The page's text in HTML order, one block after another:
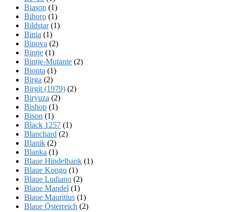
Biason (1)
Bihoro (1)
Bildstar(1)
Binia (1)
Binova (2)
Bintje (1)
Bintje-Mutante (2)
Bionta (1)
Birga (2)
Birgit (1979) (2)
Biryuza (2)
Bishop (1)
Bison (1)
Black 1257 (1)
Blanchard (2)
Blanik (2)
Blanka (1)
Blaue Hindelbank (1)
Blaue Kongo (1)
Blaue Ludiano (2)
Blaue Mandel (1)
Blaue Mauritius (1)
Blaue Österreich (2)